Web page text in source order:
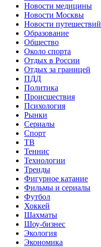
Новости медицины
Новости Москвы
Новости путешествий
Образование
Общество
Около спорта
Отдых в России
Отдых за границей
ПДД
Политика
Происшествия
Психология
Рынки
Сериалы
Спорт
ТВ
Теннис
Технологии
Тренды
Фигурное катание
Фильмы и сериалы
Футбол
Хоккей
Шахматы
Шоу-бизнес
Экология
Экономика